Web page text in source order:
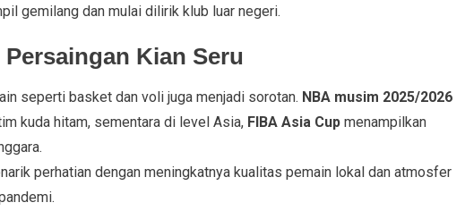
gemilang dan mulai dilirik klub luar negeri.
Kian Seru
seperti basket dan voli juga menjadi sorotan. NBA musim 2025/2026
kuda hitam, sementara di level Asia, FIBA Asia Cup menampilkan
perhatian dengan meningkatnya kualitas pemain lokal dan atmosfer